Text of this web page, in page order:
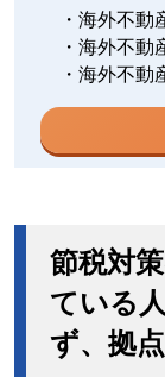
・海外不
・海外不動
・海外不
節税対
ている
ず、拠